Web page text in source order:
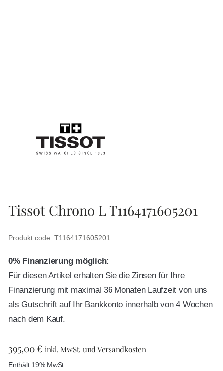
Tissot Chrono L T1164171605201
Produkt code: T1164171605201
0% Finanzierung möglich:
Für diesen Artikel erhalten Sie die Zinsen für Ihre
Finanzierung mit maximal 36 Monaten Laufzeit von uns
als Gutschrift auf Ihr Bankkonto innerhalb von 4 Wochen
nach dem Kauf.
395,00€ inkl. MwSt. und Versandkosten
Enthält 19% MwSt.